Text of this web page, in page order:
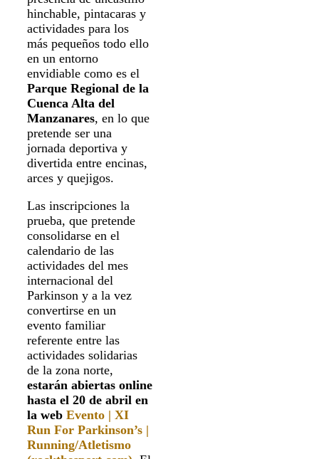
hinchable, pintacaras y
actividades para los
más pequeños todo ello
en un entorno
envidiable como es el
Parque Regional de la
Cuenca Alta del
Manzanares, en lo que
pretende ser una
jornada deportiva y
divertida entre encinas,
arces y quejigos.
Las inscripciones la
prueba, que pretende
consolidarse en el
calendario de las
actividades del mes
internacional del
Parkinson y a la vez
convertirse en un
evento familiar
referente entre las
actividades solidarias
de la zona norte,
estarán abiertas online
hasta el 20 de abril en
la web Evento | XI
Run For Parkinson’s |
Running/Atletismo